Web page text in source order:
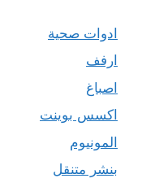
ادوات صحية
ارفف
اصباغ
اكسس بوينت
المونيوم
بنشر متنقل